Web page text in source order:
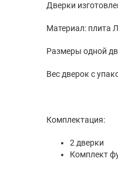
Размеры одной
Вес дверок с
Комплектация:
2 дверки
Комплект